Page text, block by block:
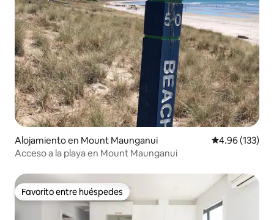
Alojamiento en Mount Maunganui Calificación
4.96 (133)
Acceso a la playa en Mount Maunganui
Favorito entre huéspedes
Favorito entre huéspedes